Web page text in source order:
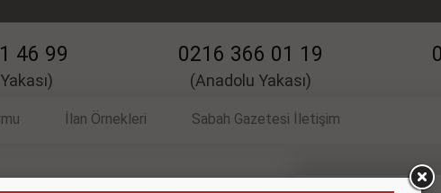
46 99 0216 366 01 19
(Anadolu Yakası)
İlan Örnekleri Sabah Gazetesi İletişim